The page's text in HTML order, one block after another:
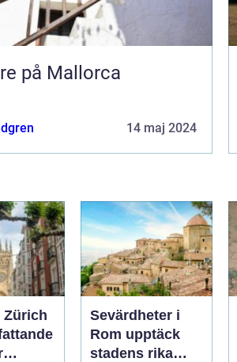
på Mallorca
14 maj 2024
Zürich
Sevärdheter i
Rom upptäck
stadens rika